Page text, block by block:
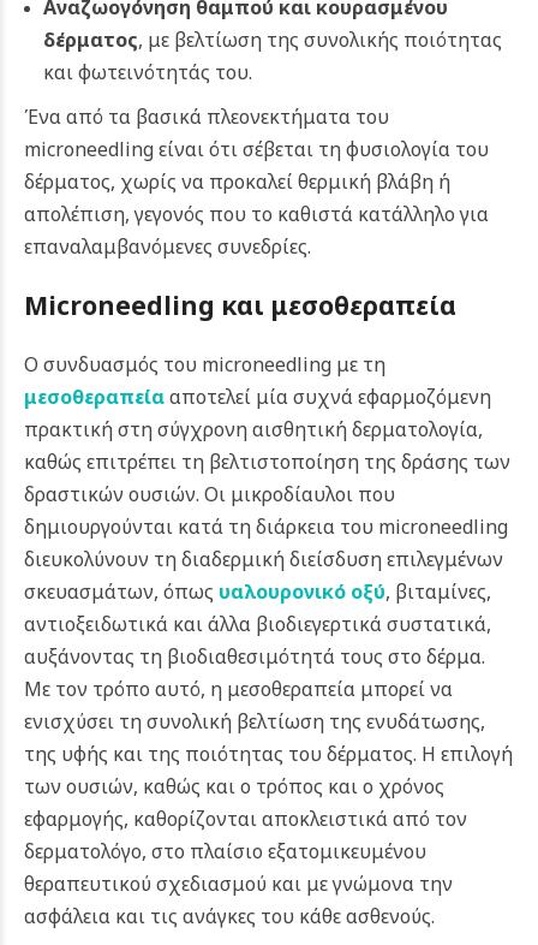
Αναζωογόνηση θαμπού και κουρασμένου
δέρματος, με βελτίωση της συνολικής ποιότητας
και φωτεινότητάς του.
Ένα από τα βασικά πλεονεκτήματα του
microneedling είναι ότι σέβεται τη φυσιολογία του
δέρματος, χωρίς να προκαλεί θερμική βλάβη ή
απολέπιση, γεγονός που το καθιστά κατάλληλο για
επαναλαμβανόμενες συνεδρίες.
Microneedling και μεσοθεραπεία
Ο συνδυασμός του microneedling με τη
μεσοθεραπείααποτελεί μία συχνά εφαρμοζόμενη
πρακτική στη σύγχρονη αισθητική δερματολογία,
καθώς επιτρέπει τη βελτιστοποίηση της δράσης των
δραστικών ουσιών. Οι μικροδίαυλοι που
δημιουργούνται κατά τη διάρκεια του microneedling
διευκολύνουν τη διαδερμική διείσδυση επιλεγμένων
σκευασμάτων, όπως υαλουρονικό οξύ, βιταμίνες,
αντιοξειδωτικά και άλλα βιοδιεγερτικά συστατικά,
αυξάνοντας τη βιοδιαθεσιμότητά τους στο δέρμα.
Με τον τρόπο αυτό, η μεσοθεραπεία μπορεί να
ενισχύσει τη συνολική βελτίωση της ενυδάτωσης,
της υφής και της ποιότητας του δέρματος. Η επιλογή
των ουσιών, καθώς και ο τρόπος και ο χρόνος
εφαρμογής, καθορίζονται αποκλειστικά από τον
δερματολόγο, στο πλαίσιο εξατομικευμένου
θεραπευτικού σχεδιασμού και με γνώμονα την
ασφάλεια και τις ανάγκες του κάθε ασθενούς.